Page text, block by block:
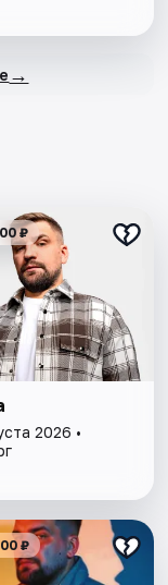
→
₽
2026 •
₽